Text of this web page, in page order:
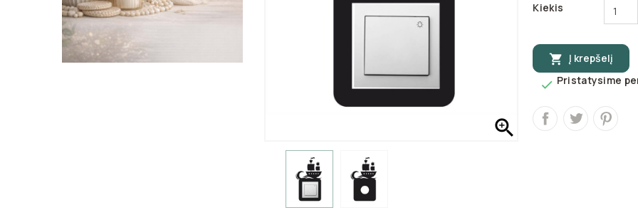

Kiekis
 Į krepšelį
 Pristatysime